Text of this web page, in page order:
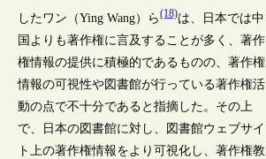
したワン（Ying Wang）ら(18)は、日本では中
国よりも著作権に言及することが多く、著作
権情報の提供に積極的であるものの、著作権
情報の可視性や図書館が行っている著作権活
動の点で不十分であると指摘した。その上
で、日本の図書館に対し、図書館ウェブサイ
ト上の著作権情報をより可視化し、著作権教